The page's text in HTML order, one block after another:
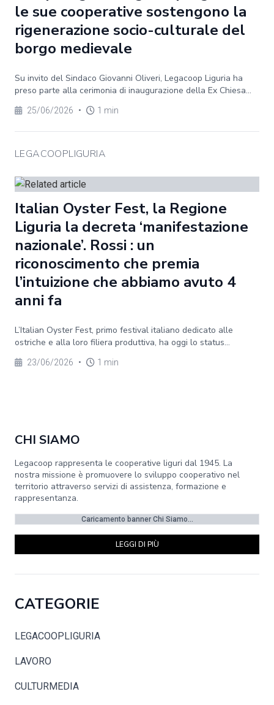
le sue cooperative sostengono la
rigenerazione socio-culturale del
borgo medievale
Su invito del Sindaco Giovanni Oliveri, Legacoop Liguria ha
preso parte alla cerimonia di inaugurazione della Ex Chiesa...
25/06/2026 • 1 min
LEGACOOPLIGURIA
Italian Oyster Fest, la Regione
Liguria la decreta ‘manifestazione
nazionale’. Rossi : un
riconoscimento che premia
l’intuizione che abbiamo avuto 4
anni fa
L’Italian Oyster Fest, primo festival italiano dedicato alle
ostriche e alla loro filiera produttiva, ha oggi lo status...
23/06/2026 • 1 min
CHI SIAMO
Legacoop rappresenta le cooperative liguri dal 1945. La
nostra missione è promuovere lo sviluppo cooperativo nel
territorio attraverso servizi di assistenza, formazione e
rappresentanza.
Caricamento banner Chi Siamo...
LEGGI DI PIÙ
CATEGORIE
LEGACOOPLIGURIA
LAVORO
CULTURMEDIA